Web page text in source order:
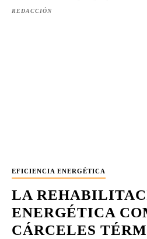
REDACCIÓN
EFICIENCIA ENERGÉTICA
LA
ENERGÉTICA
CÁRCELES